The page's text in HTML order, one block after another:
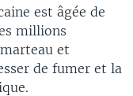
est âgée de
millions
et
de fumer et la